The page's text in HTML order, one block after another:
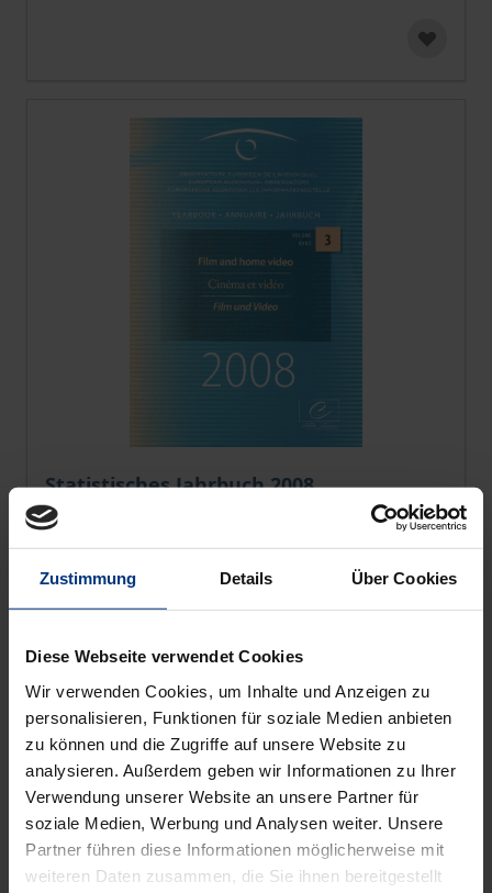
Zustimmung Details Über Cookies
Diese Webseite verwendet Cookies
Wir verwenden Cookies, um Inhalte und Anzeigen zu
personalisieren, Funktionen für soziale Medien anbieten
zu können und die Zugriffe auf unsere Website zu
analysieren. Außerdem geben wir Informationen zu Ihrer
Verwendung unserer Website an unsere Partner für
soziale Medien, Werbung und Analysen weiter. Unsere
Partner führen diese Informationen möglicherweise mit
weiteren Daten zusammen, die Sie ihnen bereitgestellt
Statistisches Jahrbuch 2008
Nomos, 1. Edition 2009
€91.00incl. VAT